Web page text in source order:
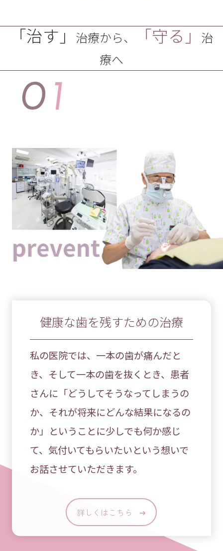
「治す」 治療から、 「守る」
治
療へ
01
健康な歯を残すための治療
私の医院では、一本の歯が痛んだと
き、そして一本の歯を抜くとき、患者
さんに「どうしてそうなってしまうの
か、それが将来にどんな結果になるの
か」ということに少しでも何か感じ
て、気付いてもらいたいという想いで
お話させていただきます。
詳しくはこちら ➔